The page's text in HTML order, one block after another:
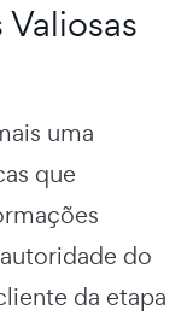
uma
que
do
da etapa